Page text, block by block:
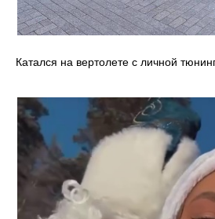
Катался на вертолете с личной